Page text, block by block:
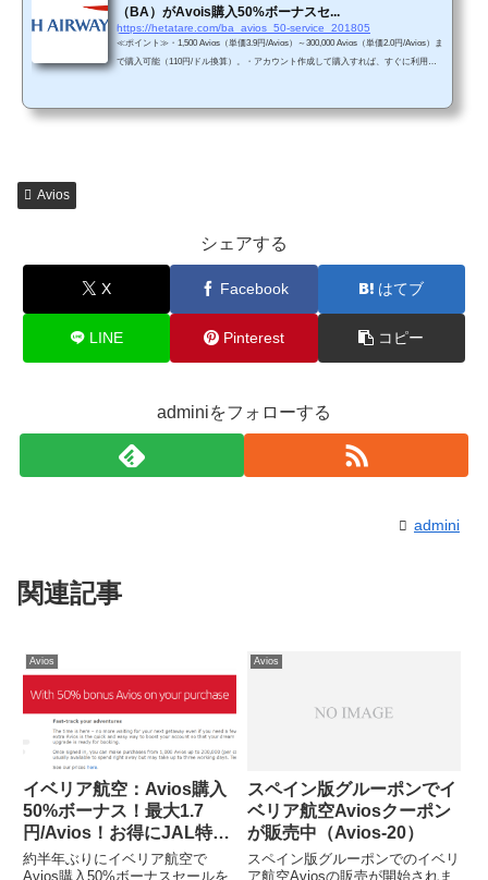
（BA）がAvois購入50%ボーナスセ...
https://hetatare.com/ba_avios_50-service_201805
≪ポイント≫・1,500 Avios（単価3.9円/Avios）～300,000 Avios（単価2.0円/Avios）ま
で購入可能（110円/ドル換算）。・アカウント作成して購入すれば、すぐに利用可
よりも早く夏休み（7月14日以降）の特典航空券を予約することができます。 Avios
Avios
シェアする
X Facebook はてブ
LINE Pinterest コピー
adminiをフォローする
admini
関連記事
Avios
イベリア航空：Avios購入
50%ボーナス！最大1.7
円/Avios！お得にJAL特典
航空券
約半年ぶりにイベリア航空で
Avios購入50%ボーナスセールを
Avios
スペイン版グルーポンでイ
ベリア航空Aviosクーポン
が販売中（Avios-20）
スペイン版グルーポンでのイベリ
ア航空Aviosの販売が開始されま